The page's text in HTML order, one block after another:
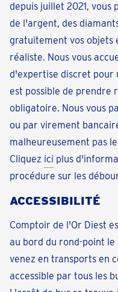
depuis juillet 2021, vous
de l'argent, des
gratuitement vos objets
réaliste. Nous vous
d'expertise discret pour
est possible de prendre
obligatoire. Nous vous
ou par virement
malheureusement pas
Cliquez ici plus
procédure sur les
ACCESSIBILITÉ
Comptoir de l'Or Diest
au bord du rond-point le
venez en transports en
accessible par tous les